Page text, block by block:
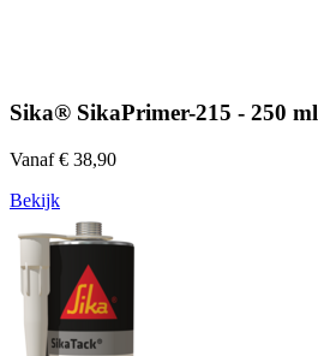
Sika® SikaPrimer-215 - 250 ml
Vanaf € 38,90
Bekijk